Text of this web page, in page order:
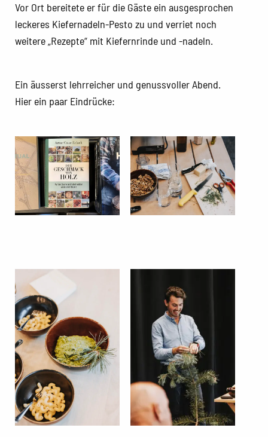
Vor Ort bereitete er für die Gäste ein ausgesprochen
leckeres Kiefernadeln-Pesto zu und verriet noch
weitere „Rezepte“ mit Kiefernrinde und -nadeln.
Ein äusserst lehrreicher und genussvoller Abend.
Hier ein paar Eindrücke: